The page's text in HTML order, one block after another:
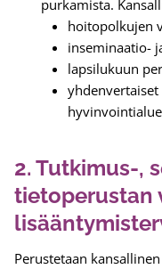
purkamista.
hoitopolkujen
inseminaatio-
lapsilukuun
2. Tutkimus-,
tietoperustan
Perustetaan